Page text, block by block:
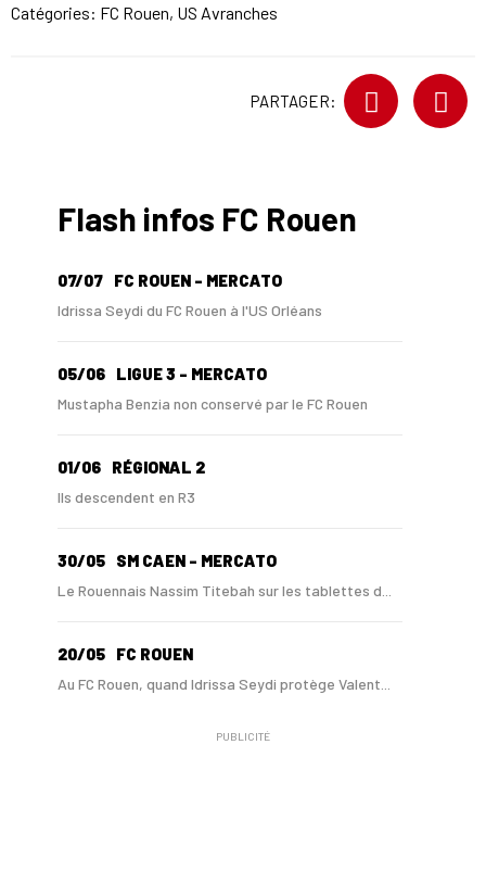
Catégories: FC Rouen, US Avranches
PARTAGER:
Flash infos FC Rouen
07/07 FC ROUEN - MERCATO
Idrissa Seydi du FC Rouen à l'US Orléans
05/06 LIGUE 3 - MERCATO
Mustapha Benzia non conservé par le FC Rouen
01/06 RÉGIONAL 2
Ils descendent en R3
30/05 SM CAEN - MERCATO
Le Rouennais Nassim Titebah sur les tablettes d...
20/05 FC ROUEN
Au FC Rouen, quand Idrissa Seydi protège Valent...
PUBLICITÉ